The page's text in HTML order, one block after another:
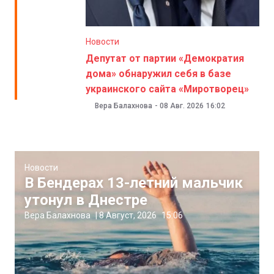
Новости
Депутат от партии «Демократия
дома» обнаружил себя в базе
украинского сайта «Миротворец»
Вера Балахнова - 08 Авг. 2026 16:02
Новости
В Бендерах 13-летний мальчик
утонул в Днестре
Вера Балахнова |8 Август, 2026 15:06